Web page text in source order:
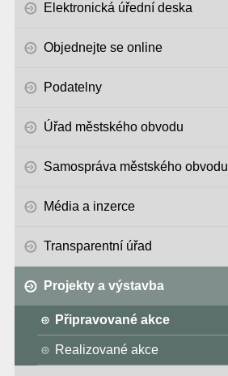
Elektronická úřední deska
Objednejte se online
Podatelny
Úřad městského obvodu
Samospráva městského obvodu
Média a inzerce
Transparentní úřad
Projekty a výstavba
Připravované akce
Realizované akce